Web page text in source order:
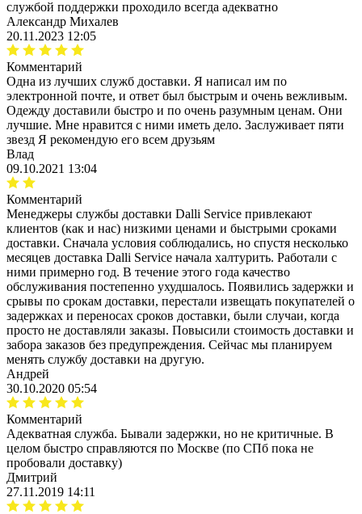
службой поддержки проходило всегда адекватно
Александр Михалев
20.11.2023 12:05
Комментарий
Одна из лучших служб доставки. Я написал им по
электронной почте, и ответ был быстрым и очень вежливым.
Одежду доставили быстро и по очень разумным ценам. Они
лучшие. Мне нравится с ними иметь дело. Заслуживает пяти
звезд Я рекомендую его всем друзьям
Влад
09.10.2021 13:04
Комментарий
Менеджеры службы доставки Dalli Service привлекают
клиентов (как и нас) низкими ценами и быстрыми сроками
доставки. Сначала условия соблюдались, но спустя несколько
месяцев доставка Dalli Service начала халтурить. Работали с
ними примерно год. В течение этого года качество
обслуживания постепенно ухудшалось. Появились задержки и
срывы по срокам доставки, перестали извещать покупателей о
задержках и переносах сроков доставки, были случаи, когда
просто не доставляли заказы. Повысили стоимость доставки и
забора заказов без предупреждения. Сейчас мы планируем
менять службу доставки на другую.
Андрей
30.10.2020 05:54
Комментарий
Адекватная служба. Бывали задержки, но не критичные. В
целом быстро справляются по Москве (по СПб пока не
пробовали доставку)
Дмитрий
27.11.2019 14:11